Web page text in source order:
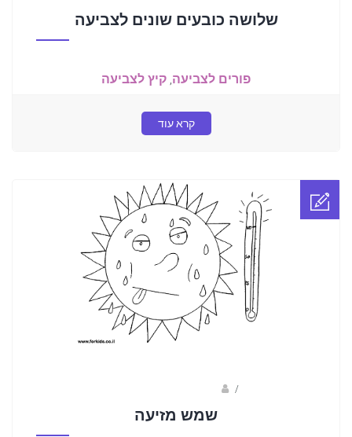
שלושה כובעים שונים לצביעה
פורים לצביעה, קיץ לצביעה
קרא עוד
/
שמש מזיעה